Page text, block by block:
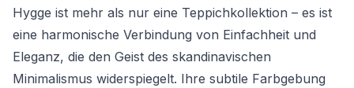
Hygge ist mehr als nur eine Teppichkollektion – es ist
eine harmonische Verbindung von Einfachheit und
Eleganz, die den Geist des skandinavischen
Minimalismus widerspiegelt. Ihre subtile Farbgebung